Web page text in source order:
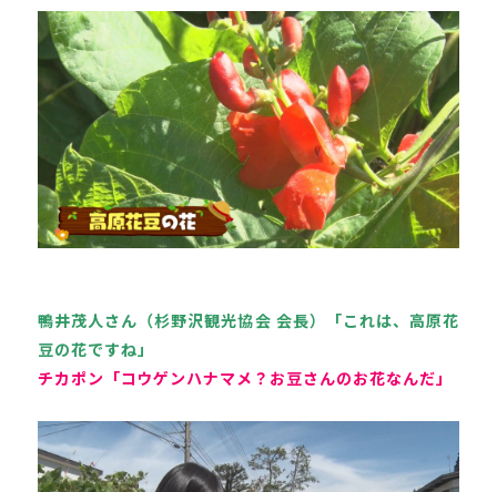
鴨井茂人さん（杉野沢観光協会 会長）「これは、高原花
豆の花ですね」
チカポン「コウゲンハナマメ？お豆さんのお花なんだ」